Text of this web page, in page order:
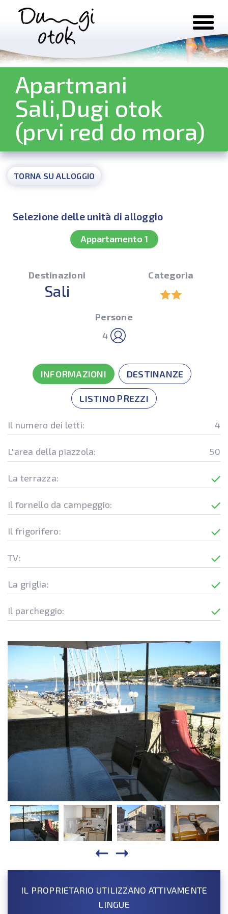
Salta al contenuto
Apartmani
Sali,Dugi otok
(prvi red do mora)
TORNA SU ALLOGGIO
Selezione delle unità di alloggio
Appartamento 1
Destinazioni
Sali
Categoria
Persone
4
INFORMAZIONI DESTINANZE
LISTINO PREZZI
Il numero dei letti: 4
L'area della piazzola: 50
La terrazza:
Il fornello da campeggio:
Il frigorifero:
TV:
La griglia:
Il parcheggio:
IL PROPRIETARIO UTILIZZANO ATTIVAMENTE
LINGUE